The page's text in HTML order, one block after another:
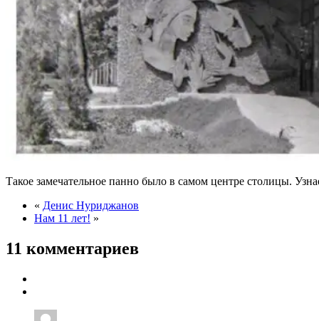
Такое замечательное панно было в самом центре столицы.
« Денис Нуриджанов
Нам 11 лет! »
11 комментариев